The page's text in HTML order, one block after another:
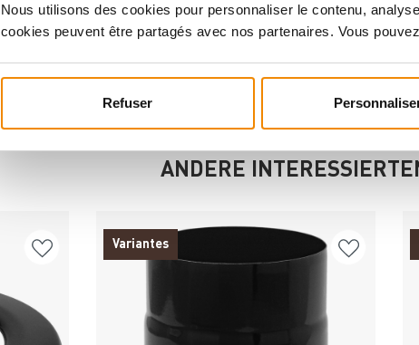
Nous utilisons des cookies pour personnaliser le contenu,
cookies peuvent être partagés avec nos partenaires. Vous
Refuser
ANDERE
Variantes